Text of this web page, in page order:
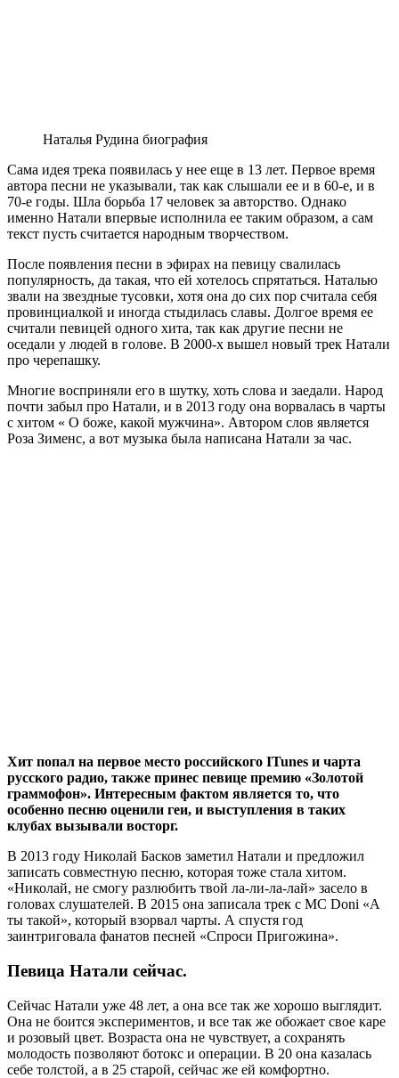
Наталья Рудина биография
Сама идея трека появилась у нее еще в 13 лет. Первое время
автора песни не указывали, так как слышали ее и в 60-е, и в
70-е годы. Шла борьба 17 человек за авторство. Однако
именно Натали впервые исполнила ее таким образом, а сам
текст пусть считается народным творчеством.
После появления песни в эфирах на певицу свалилась
популярность, да такая, что ей хотелось спрятаться. Наталью
звали на звездные тусовки, хотя она до сих пор считала себя
провинциалкой и иногда стыдилась славы. Долгое время ее
считали певицей одного хита, так как другие песни не
оседали у людей в голове. В 2000-х вышел новый трек Натали
про черепашку.
Многие восприняли его в шутку, хоть слова и заедали. Народ
почти забыл про Натали, и в 2013 году она ворвалась в чарты
с хитом « О боже, какой мужчина». Автором слов является
Роза Зименс, а вот музыка была написана Натали за час.
Хит попал на первое место российского ITunes и чарта
русского радио, также принес певице премию «Золотой
граммофон». Интересным фактом является то, что
особенно песню оценили геи, и выступления в таких
клубах вызывали восторг.
В 2013 году Николай Басков заметил Натали и предложил
записать совместную песню, которая тоже стала хитом.
«Николай, не смогу разлюбить твой ла-ли-ла-лай» засело в
головах слушателей. В 2015 она записала трек с MC Doni «А
ты такой», который взорвал чарты. А спустя год
заинтриговала фанатов песней «Спроси Пригожина».
Певица Натали сейчас.
Сейчас Натали уже 48 лет, а она все так же хорошо выглядит.
Она не боится экспериментов, и все так же обожает свое каре
и розовый цвет. Возраста она не чувствует, а сохранять
молодость позволяют ботокс и операции. В 20 она казалась
себе толстой, а в 25 старой, сейчас же ей комфортно.